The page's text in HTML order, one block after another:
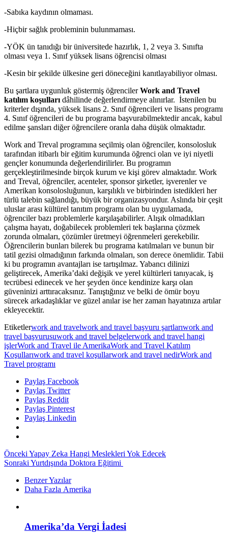
-Sabıka kaydının olmaması.
-Hiçbir sağlık probleminin bulunmaması.
-YÖK ün tanıdığı bir üniversitede hazırlık, 1, 2 veya 3. Sınıfta
olması veya 1. Sınıf yüksek lisans öğrencisi olması
-Kesin bir şekilde ülkesine geri döneceğini kanıtlayabiliyor olması.
Bu şartlara uygunluk göstermiş öğrencilerWork and Travel
katılım koşullarıdâhilinde değerlendirmeye alınırlar. İstenilen bu
kriterler dışında, yüksek lisans 2. Sınıf öğrencileri ve lisans programı
4. Sınıf öğrencileri de bu programa başvurabilmektedir ancak, kabul
edilme şansları diğer öğrencilere oranla daha düşük olmaktadır.
Work and Treval programına seçilmiş olan öğrenciler, konsolosluk
tarafından itibarlı bir eğitim kurumunda öğrenci olan ve iyi niyetli
gençler konumunda değerlendirilirler. Bu programın
gerçekleştirilmesinde birçok kurum ve kişi görev almaktadır. Work
and Treval, öğrenciler, acenteler, sponsor şirketler, işverenler ve
Amerikan konsolosluğunun, karşılıklı ve birbirinden istedikleri her
türlü talebin sağlandığı, büyük bir organizasyondur. Aslında bir çeşit
uluslar arası kültürel tanıtım programı olan bu uygulamada,
öğrenciler bazı problemlerle karşılaşabilirler. Alışık olmadıkları
çalışma hayatı, doğabilecek problemleri tek başlarına çözmek
zorunda olmaları, çözümler üretmeyi öğrenmeleri gerekebilir.
Öğrencilerin bunları bilerek bu programa katılmaları ve bunun bir
tatil gezisi olmadığının farkında olmaları, son derece önemlidir. Tabii
ki bu programın avantajları ise tartışılmaz. Yabancı dilinizi
geliştirecek, Amerika’daki değişik ve yerel kültürleri tanıyacak, iş
tecrübesi edinecek ve her şeyden önce kendinize karşı olan
güveninizi arttıracaksınız. Tanıştığınız ve belki de ömür boyu
sürecek arkadaşlıklar ve güzel anılar ise her zaman hayatınıza artılar
ekleyecektir.
Etiketlerwork and travelwork and travel başvuru şartlarıwork and
travel başvurusuwork and travel belgelerwork and travel hangi
işlerWork and Travel ile AmerikaWork and Travel Katılım
Koşullarıwork and travel koşullarwork and travel nedirWork and
Travel programı
Paylaş Facebook
Paylaş Twitter
Paylaş Reddit
Paylaş Pinterest
Paylaş Linkedin
ÖncekiYapay Zeka Hangi Meslekleri Yok Edecek
SonrakiYurtdışında Doktora Eğitimi
Benzer Yazılar
Daha Fazla Amerika
Amerika’da Vergi İadesi